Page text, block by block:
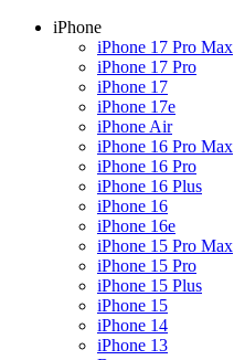
iPhone
iPhone 17 Pro Max
iPhone 17 Pro
iPhone 17
iPhone 17e
iPhone Air
iPhone 16 Pro Max
iPhone 16 Pro
iPhone 16 Plus
iPhone 16
iPhone 16e
iPhone 15 Pro Max
iPhone 15 Pro
iPhone 15 Plus
iPhone 15
iPhone 14
iPhone 13